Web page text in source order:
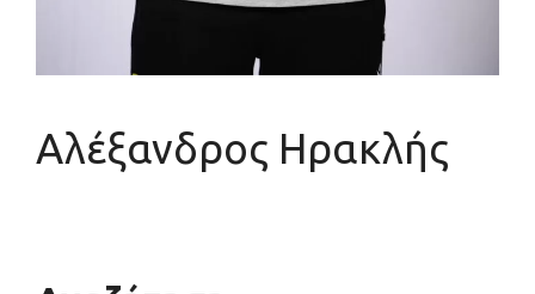
Αλέξανδρος Ηρακλής